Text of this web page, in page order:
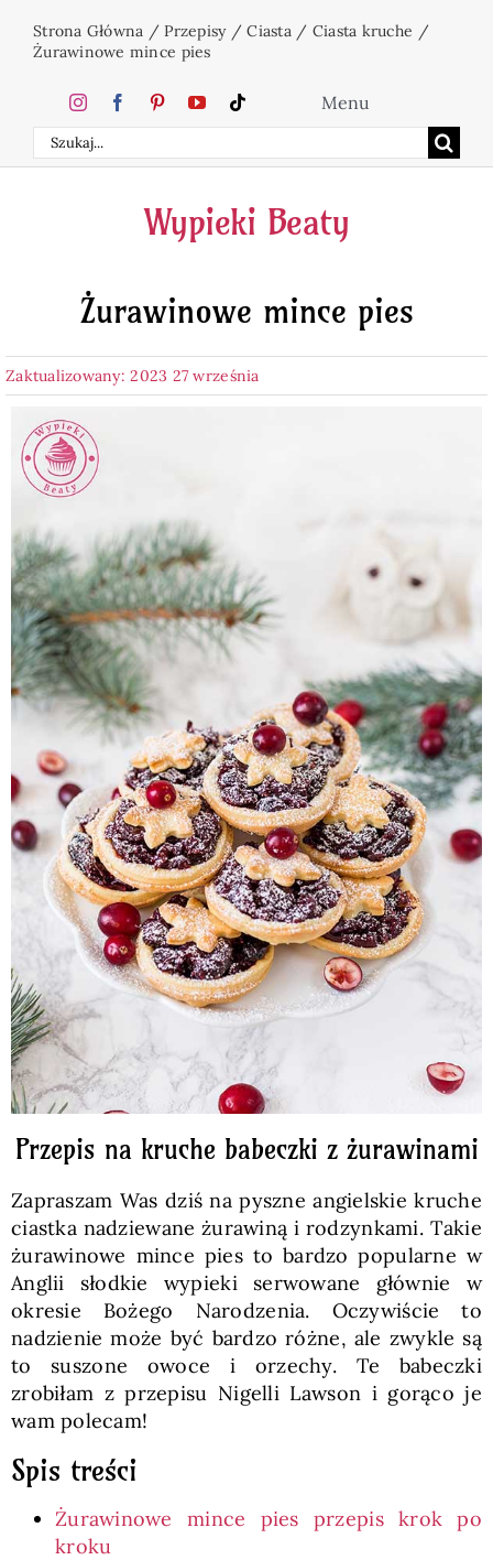
Strona Główna /Przepisy/Ciasta/ Ciasta kruche /
Żurawinowe mince pies
Szukaj
Menu
Home
Ciasta
Desery
Posiłki
Zdrowo i fit
Kuchnie świata
SKLEP
Polski
Wypieki Beaty
Żurawinowe mince pies
Zaktualizowany: 2023 27 września
Przepis na kruche babeczki z żurawinami
Zapraszam Was dziś na pyszne angielskie kruche
ciastka nadziewane żurawiną i rodzynkami. Takie
żurawinowe mince pies to bardzo popularne w
Anglii słodkie wypieki serwowane głównie w
okresie Bożego Narodzenia. Oczywiście to
nadzienie może być bardzo różne, ale zwykle są
to suszone owoce i orzechy. Te babeczki
zrobiłam z przepisu Nigelli Lawson i gorąco je
wam polecam!
Spis treści
Żurawinowe mince pies przepis krok po
kroku